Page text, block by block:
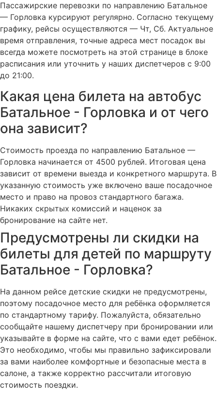
Пассажирские перевозки по направлению Батальное
— Горловка курсируют регулярно. Согласно текущему
графику, рейсы осуществляются — Чт, Сб. Актуальное
время отправления, точные адреса мест посадок вы
всегда можете посмотреть на этой странице в блоке
расписания или уточнить у наших диспетчеров с 9:00
до 21:00.
Какая цена билета на автобус
Батальное - Горловка и от чего
она зависит?
Стоимость проезда по направлению Батальное —
Горловка начинается от 4500 рублей. Итоговая цена
зависит от времени выезда и конкретного маршрута. В
указанную стоимость уже включено ваше посадочное
место и право на провоз стандартного багажа.
Никаких скрытых комиссий и наценок за
бронирование на сайте нет.
Предусмотрены ли скидки на
билеты для детей по маршруту
Батальное - Горловка?
На данном рейсе детские скидки не предусмотрены,
поэтому посадочное место для ребёнка оформляется
по стандартному тарифу. Пожалуйста, обязательно
сообщайте нашему диспетчеру при бронировании или
указывайте в форме на сайте, что с вами едет ребёнок.
Это необходимо, чтобы мы правильно зафиксировали
за вами наиболее комфортные и безопасные места в
салоне, а также корректно рассчитали итоговую
стоимость поездки.